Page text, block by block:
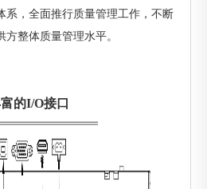
系，全面推行质量管理工作，不断
方整体质量管理水平。
的I/O接口